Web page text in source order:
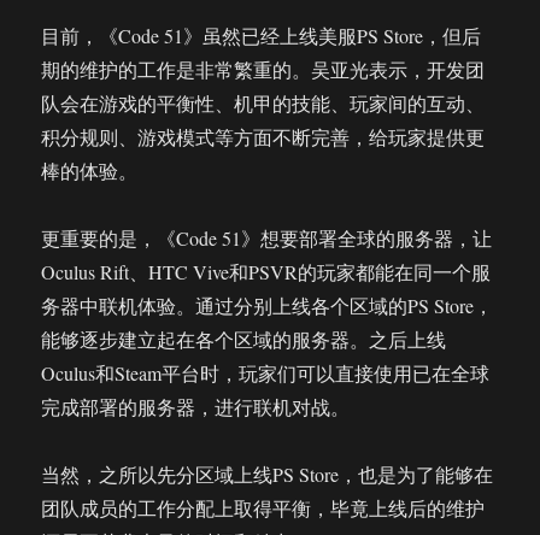
目前，《Code 51》虽然已经上线美服PS Store，但后
期的维护的工作是非常繁重的。吴亚光表示，开发团
队会在游戏的平衡性、机甲的技能、玩家间的互动、
积分规则、游戏模式等方面不断完善，给玩家提供更
棒的体验。
更重要的是，《Code 51》想要部署全球的服务器，让
Oculus Rift、HTC Vive和PSVR的玩家都能在同一个服
务器中联机体验。通过分别上线各个区域的PS Store，
能够逐步建立起在各个区域的服务器。之后上线
Oculus和Steam平台时，玩家们可以直接使用已在全球
完成部署的服务器，进行联机对战。
当然，之所以先分区域上线PS Store，也是为了能够在
团队成员的工作分配上取得平衡，毕竟上线后的维护